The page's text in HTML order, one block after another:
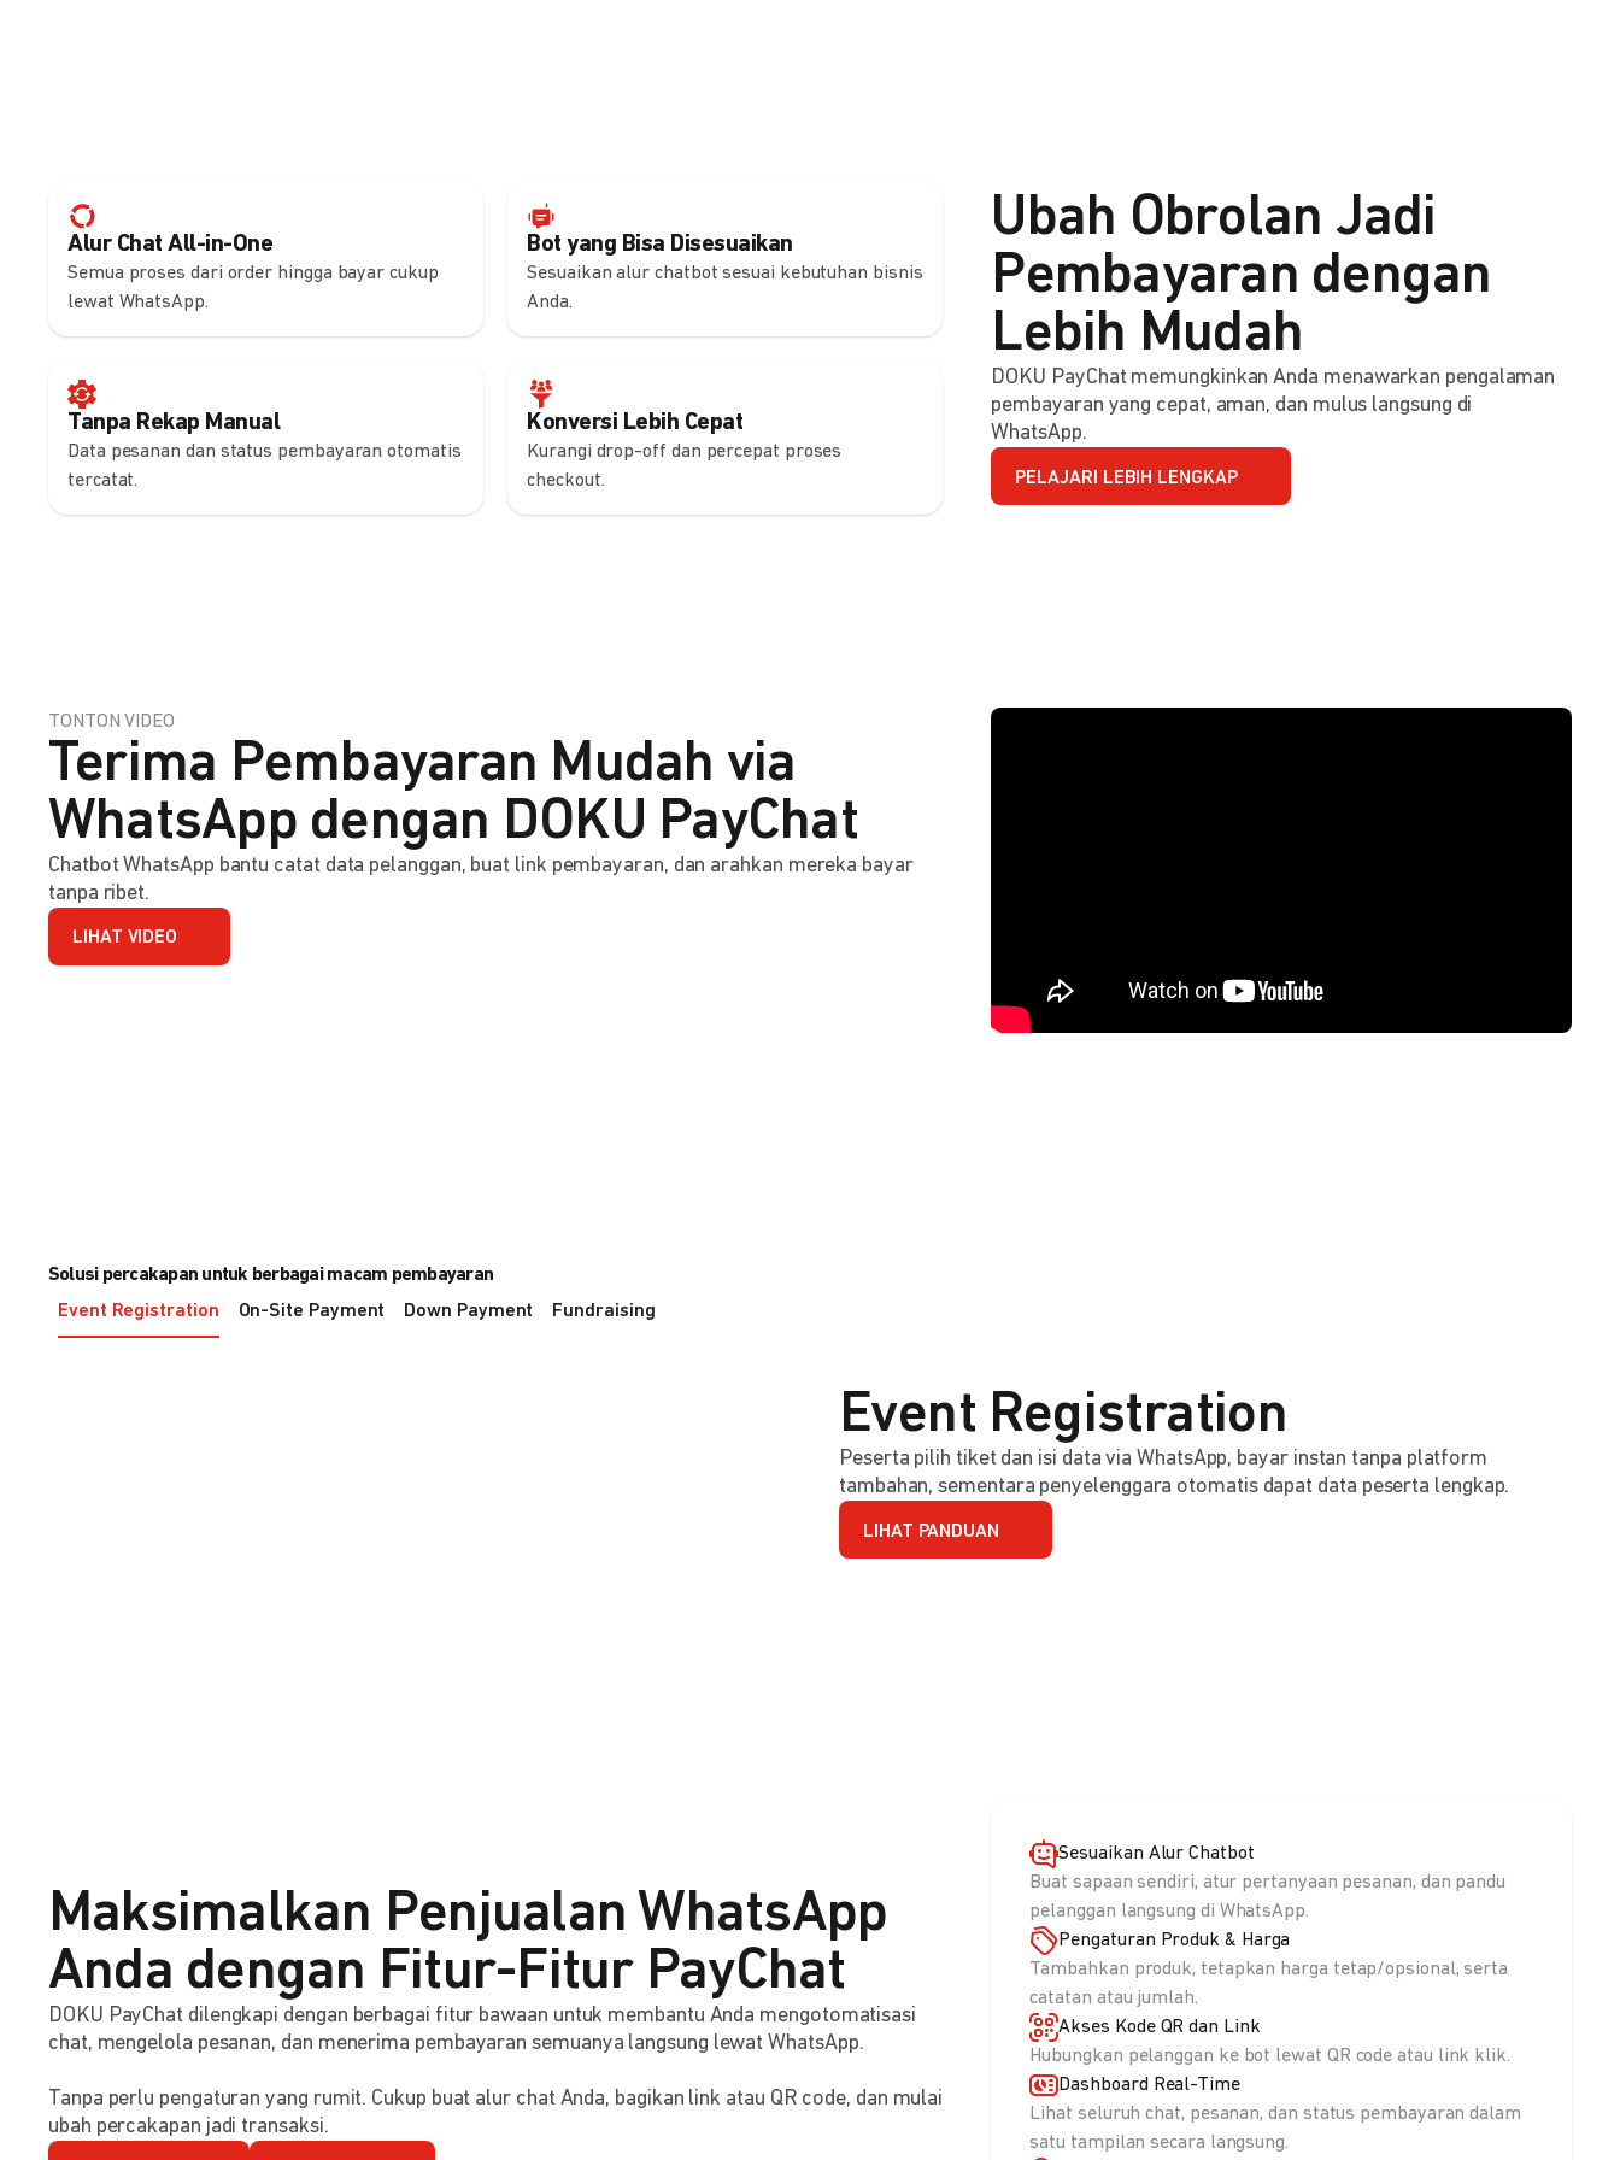
Alur Chat All-in-One
Semua proses dari order hingga bayar cukup
lewat WhatsApp.
Bot yang Bisa Disesuaikan
Sesuaikan alur chatbot sesuai kebutuhan bisnis
Anda.
Tanpa Rekap Manual
Data pesanan dan status pembayaran otomatis
tercatat.
Konversi Lebih Cepat
Kurangi drop-off dan percepat proses
checkout.
Ubah Obrolan Jadi
Pembayaran dengan
Lebih Mudah
DOKU PayChat memungkinkan Anda menawarkan pengalaman
pembayaran yang cepat, aman, dan mulus langsung di
WhatsApp.
PELAJARI LEBIH LENGKAP
TONTON VIDEO
Terima Pembayaran Mudah via
WhatsApp dengan DOKU PayChat
Chatbot WhatsApp bantu catat data pelanggan, buat link pembayaran, dan arahkan mereka bayar
tanpa ribet.
LIHAT VIDEO
Solusi percakapan untuk berbagai macam pembayaran
Event Registration
On-Site Payment Down Payment Fundraising
Event Registration
Peserta pilih tiket dan isi data via WhatsApp, bayar instan tanpa platform
tambahan, sementara penyelenggara otomatis dapat data peserta lengkap.
LIHAT PANDUAN
Maksimalkan Penjualan WhatsApp
Anda dengan Fitur-Fitur PayChat
DOKU PayChat dilengkapi dengan berbagai fitur bawaan untuk membantu Anda mengotomatisasi
chat, mengelola pesanan, dan menerima pembayaran semuanya langsung lewat WhatsApp.
Tanpa perlu pengaturan yang rumit. Cukup buat alur chat Anda, bagikan link atau QR code, dan mulai
ubah percakapan jadi transaksi.
Sesuaikan Alur Chatbot
Buat sapaan sendiri, atur pertanyaan pesanan, dan pandu
pelanggan langsung di WhatsApp.
Pengaturan Produk & Harga
Tambahkan produk, tetapkan harga tetap/opsional, serta
catatan atau jumlah.
Akses Kode QR dan Link
Hubungkan pelanggan ke bot lewat QR code atau link klik.
Dashboard Real-Time
Lihat seluruh chat, pesanan, dan status pembayaran dalam
satu tampilan secara langsung.